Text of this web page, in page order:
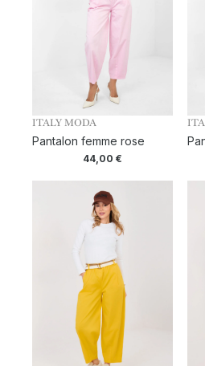
ITALY MODA
Pantalon femme rose
44,00€